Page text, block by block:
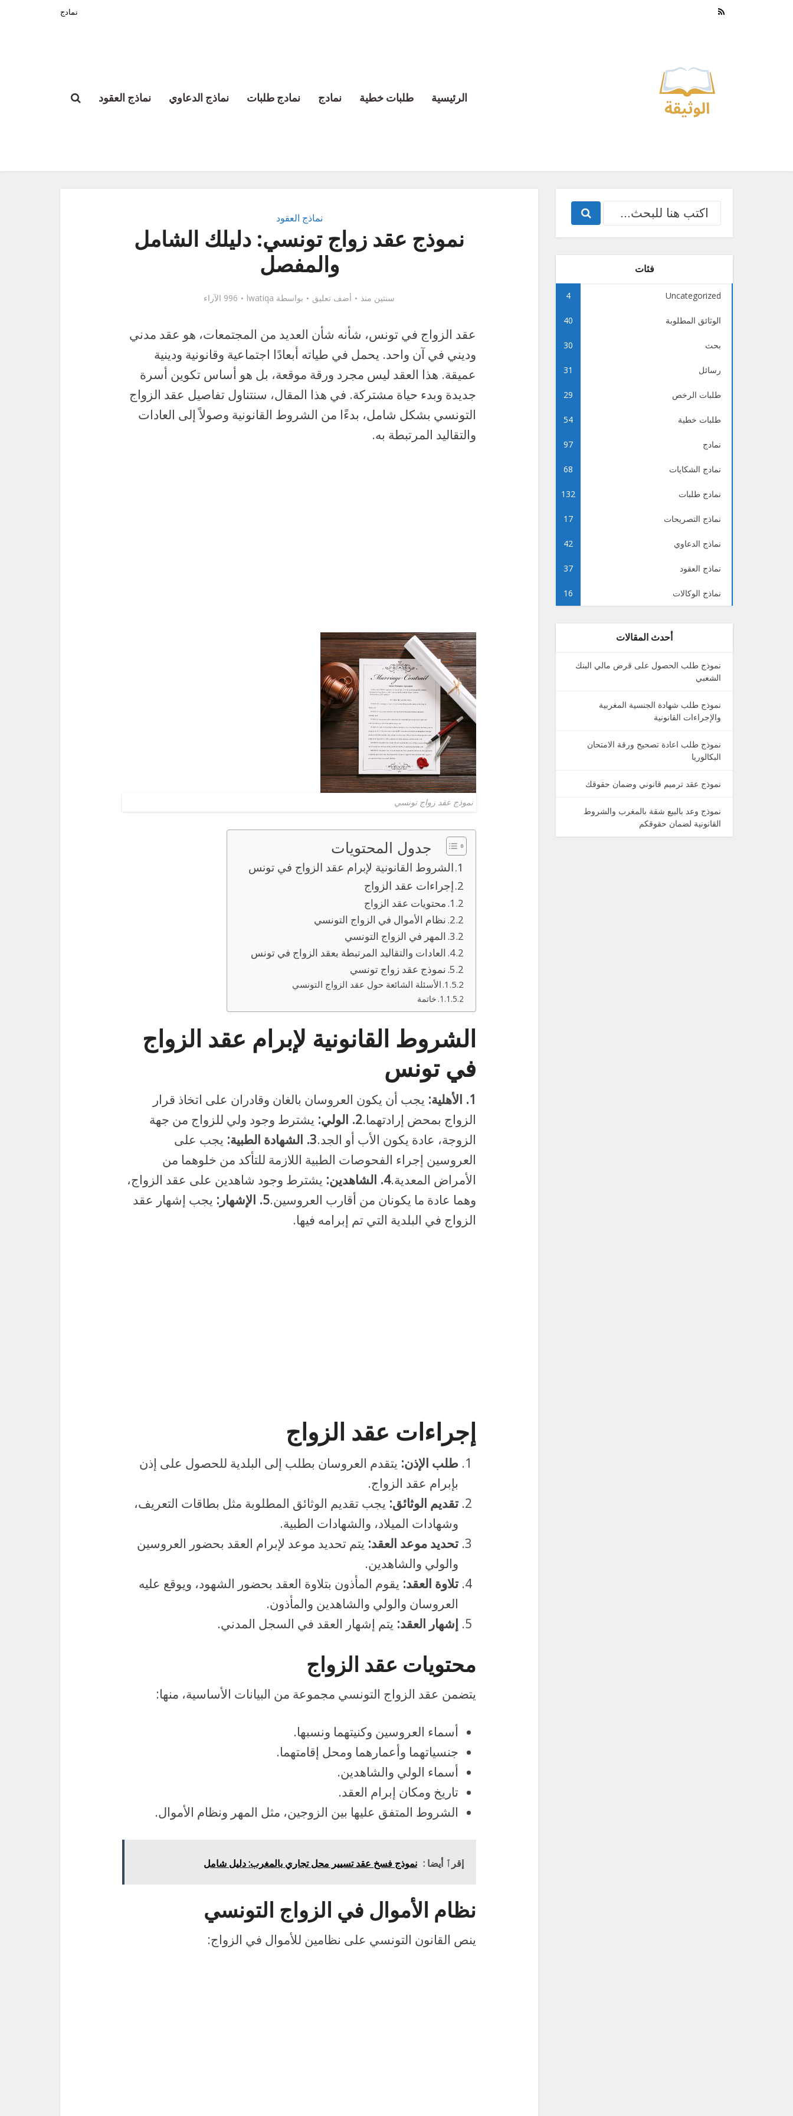
نمادج
الرئيسية طلبات خطية نمادج نمادج طلبات نماذج الدعاوي نماذج العقود
نماذج العقود
نموذج عقد زواج تونسي: دليلك الشامل
والمفصل
سنتين منذ أضف تعليق بواسطة lwatiqa 996 الآراء
عقد الزواج في تونس، شأنه شأن العديد من المجتمعات، هو عقد مدني
وديني في آن واحد. يحمل في طياته أبعادًا اجتماعية وقانونية ودينية
عميقة. هذا العقد ليس مجرد ورقة موقعة، بل هو أساس تكوين أسرة
جديدة وبدء حياة مشتركة. في هذا المقال، سنتناول تفاصيل عقد الزواج
التونسي بشكل شامل، بدءًا من الشروط القانونية وصولاً إلى العادات
والتقاليد المرتبطة به.
نموذج عقد زواج تونسي
جدول المحتويات
الشروط القانونية لإبرام عقد الزواج في تونس
إجراءات عقد الزواج
محتويات عقد الزواج
نظام الأموال في الزواج التونسي
المهر في الزواج التونسي
العادات والتقاليد المرتبطة بعقد الزواج في تونس
نموذج عقد زواج تونسي
الأسئلة الشائعة حول عقد الزواج التونسي
خاتمة
الشروط القانونية لإبرام عقد الزواج
في تونس
1. الأهلية:
يجب أن يكون العروسان بالغان وقادران على اتخاذ قرار
الزواج بمحض إرادتهما.2. الولي:
يشترط وجود ولي للزواج من جهة
الزوجة، عادة يكون الأب أو الجد.3. الشهادة الطبية:
يجب على
العروسين إجراء الفحوصات الطبية اللازمة للتأكد من خلوهما من
الأمراض المعدية.4. الشاهدين:
يشترط وجود شاهدين على عقد الزواج،
وهما عادة ما يكونان من أقارب العروسين.5. الإشهار:
يجب إشهار عقد
الزواج في البلدية التي تم إبرامه فيها.
إجراءات عقد الزواج
طلب الإذن: يتقدم العروسان بطلب إلى البلدية للحصول على إذن
بإبرام عقد الزواج.
تقديم الوثائق: يجب تقديم الوثائق المطلوبة مثل بطاقات التعريف،
وشهادات الميلاد، والشهادات الطبية.
تحديد موعد العقد: يتم تحديد موعد لإبرام العقد بحضور العروسين
والولي والشاهدين.
تلاوة العقد: يقوم المأذون بتلاوة العقد بحضور الشهود، ويوقع عليه
العروسان والولي والشاهدين والمأذون.
إشهار العقد: يتم إشهار العقد في السجل المدني.
محتويات عقد الزواج
يتضمن عقد الزواج التونسي مجموعة من البيانات الأساسية، منها:
أسماء العروسين وكنيتهما ونسبها.
جنسياتهما وأعمارهما ومحل إقامتهما.
أسماء الولي والشاهدين.
تاريخ ومكان إبرام العقد.
الشروط المتفق عليها بين الزوجين، مثل المهر ونظام الأموال.
إقرٱ أيضا : نموذج فسخ عقد تسيير محل تجاري بالمغرب: دليل شامل
نظام الأموال في الزواج التونسي
ينص القانون التونسي على نظامين للأموال في الزواج:
فئات
Uncategorized
4
الوثائق المطلوبة 40
بحث 30
رسائل 31
طلبات الرخص 29
طلبات خطية 54
نمادج 97
نمادج الشكايات 68
نمادج طلبات 132
نماذج التصريحات 17
نماذج الدعاوي 42
نماذج العقود 37
نماذج الوكالات 16
أحدث المقالات
نموذج طلب الحصول على قرض مالي البنك
الشعبي
نموذج طلب شهادة الجنسية المغربية
والإجراءات القانونية
نموذج طلب اعادة تصحيح ورقة الامتحان
البكالوريا
نموذج عقد ترميم قانوني وضمان حقوقك
نموذج وعد بالبيع شقة بالمغرب والشروط
القانونية لضمان حقوقكم